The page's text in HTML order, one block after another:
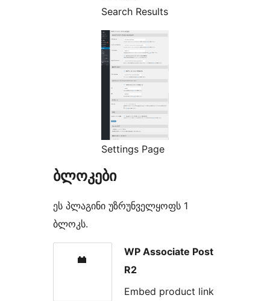
Search Results
Settings Page
ბლოკები
ეს პლაგინი უზრუნველყოფს 1
ბლოკს.
WP Associate Post
R2
Embed product link